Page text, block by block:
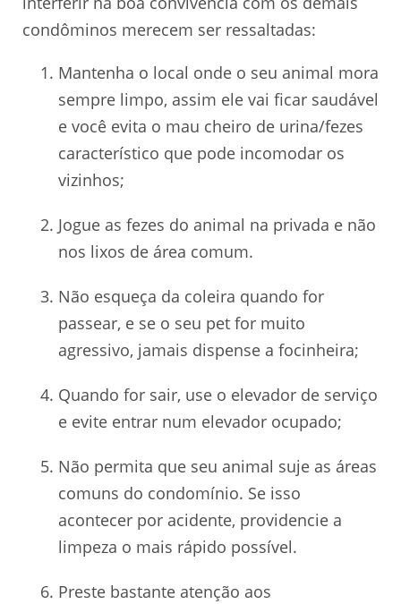
condôminos merecem ser ressaltadas:
Mantenha o local onde o seu animal mora
sempre limpo, assim ele vai ficar saudável
e você evita o mau cheiro de urina/fezes
característico que pode incomodar os
vizinhos;
Jogue as fezes do animal na privada e não
nos lixos de área comum.
Não esqueça da coleira quando for
passear, e se o seu pet for muito
agressivo, jamais dispense a focinheira;
Quando for sair, use o elevador de serviço
e evite entrar num elevador ocupado;
Não permita que seu animal suje as áreas
comuns do condomínio. Se isso
acontecer por acidente, providencie a
limpeza o mais rápido possível.
Preste bastante atenção aos